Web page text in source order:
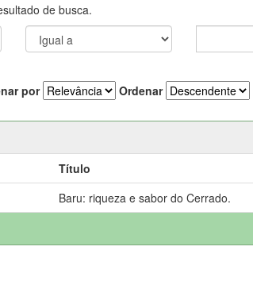
de busca.
por Ordenar
Título
Baru: riqueza e sabor do Cerrado.